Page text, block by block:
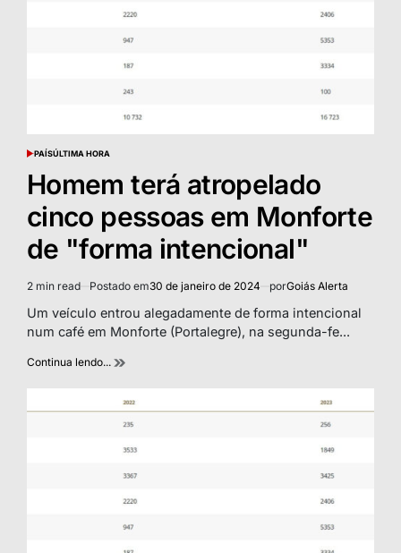
POSTED
PAÍSÚLTIMA HORA
Homem terá atropelado
cinco pessoas em Monforte
de "forma intencional"
Estimated
read
2 min read Postado em30 de janeiro de 2024 porGoiás Alerta
Um veículo entrou alegadamente de forma intencional
num café em Monforte (Portalegre), na segunda-fe...
Continua lendo...